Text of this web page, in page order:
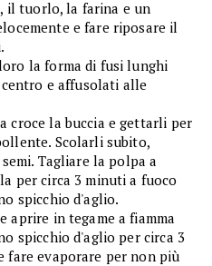
il tuorlo, la farina e un
e fare riposare il
la forma di fusi lunghi
e affusolati alle
croce la buccia e gettarli per
Scolarli subito,
Tagliare la polpa a
per circa 3 minuti a fuoco
spicchio d'aglio.
aprire in tegame a fiamma
spicchio d'aglio per circa 3
fare evaporare per non più